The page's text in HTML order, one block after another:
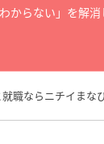
からない」を解消
職ならニチイまな